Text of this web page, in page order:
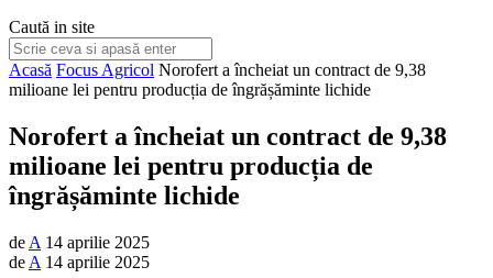
Caută in site
Acasă Focus Agricol Norofert a încheiat un contract de 9,38
milioane lei pentru producția de îngrășăminte lichide
Norofert a încheiat un contract de 9,38
milioane lei pentru producția de
îngrășăminte lichide
de A 14 aprilie 2025
de A 14 aprilie 2025